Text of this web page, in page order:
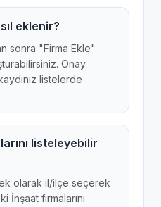
eklenir?
sonra "Firma Ekle"
Onay
listelerde
listeleyebilir
olarak il/ilçe seçerek
İnşaat firmalarını